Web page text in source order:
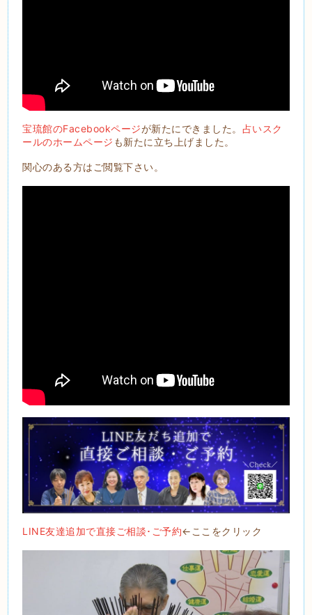
宝琉館のFacebookページが新たにできました。 占いスク
ールのホームページ も新たに立ち上げました。
関心のある方はご閲覧下さい。
LINE友達追加で直接ご相談･ご予約←ここをクリック